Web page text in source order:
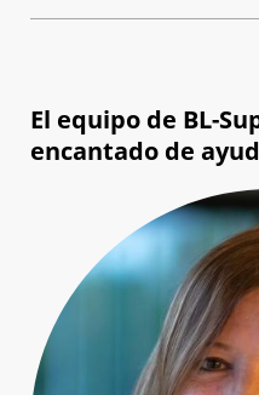
El equipo de BL-
encantado de